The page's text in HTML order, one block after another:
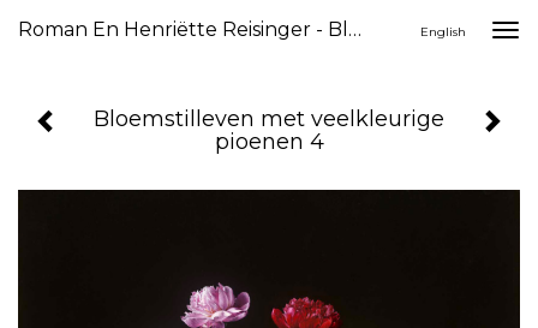
Roman En Henriëtte Reisinger - Bloemstilleven Met Veelkleurige Pioenen 4 English
Bloemstilleven met veelkleurige
pioenen 4